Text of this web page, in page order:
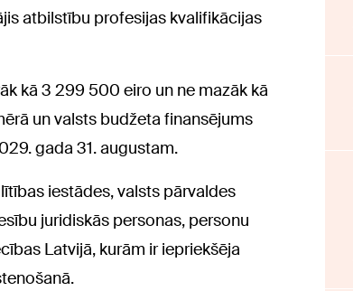
atbilstību profesijas kvalifikācijas
kā 3 299 500 eiro un ne mazāk kā
un valsts budžeta finansējums
gada 31. augustam.
iestādes, valsts pārvaldes
juridiskās personas, personu
Latvijā, kurām ir iepriekšēja